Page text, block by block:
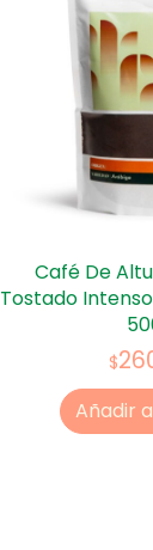
Café De
Tostado
$
Añadir